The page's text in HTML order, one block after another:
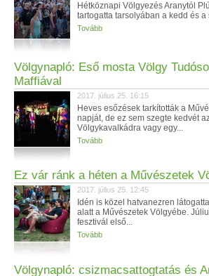
Hétköznapi Völgyezés Aranytól
tartogatta tarsolyában a kedd és a
Tovább
Völgynapló: Eső mosta Völgy
Maffiával
2017. július 25. 16:15
Heves esőzések tarkították a
napját, de ez sem szegte kedvét
Völgykavalkádra vagy egy...
Tovább
Ez vár ránk a héten a Művészetek
2017. július 25. 12:45
Idén is közel hatvanezren
alatt a Művészetek Völgyébe.
fesztivál első...
Tovább
Völgynapló: csizmacsattogtatás és